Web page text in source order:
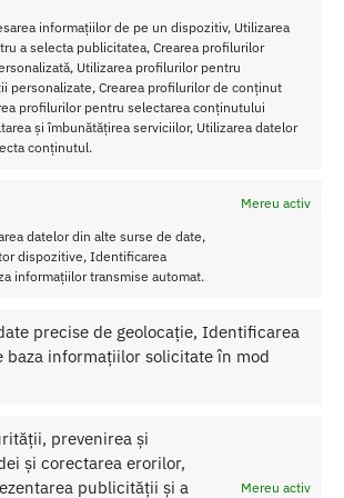
informațiilor de pe un dispozitiv, Utilizarea
a selecta publicitatea, Crearea profilurilor
Utilizarea profilurilor pentru
personalizate, Crearea profilurilor de conținut
profilurilor pentru selectarea conținutului
și îmbunătățirea serviciilor, Utilizarea datelor
conținutul.
Mereu activ
datelor din alte surse de date,
dispozitive, Identificarea
informațiilor transmise automat.
precise de geolocație, Identificarea
baza informațiilor solicitate în mod
prevenirea și
și corectarea erorilor,
publicității și a
Mereu activ
Roz
indemana copiilor.
usoara utilizati un lubrifiant pe baza de apa.
puteti utiliza un toycleaner.